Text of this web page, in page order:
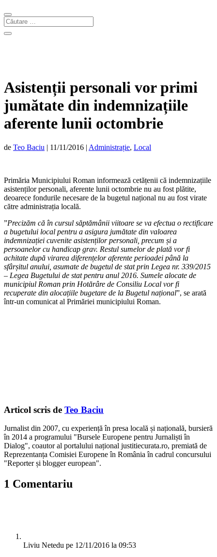
Asistenții personali vor primi
jumătate din indemnizațiile
aferente lunii octombrie
de Teo Baciu | 11/11/2016 | Administrație, Local
Primăria Municipiului Roman informează cetățenii că indemnizațiile
asistenților personali, aferente lunii octombrie nu au fost plătite,
deoarece fondurile necesare de la bugetul național nu au fost virate
către administrația locală.
”Precizăm că în cursul săptămânii viitoare se va efectua o rectificare
a bugetului local pentru a asigura jumătate din valoarea
indemnizației cuvenite asistenților personali, precum și a
persoanelor cu handicap grav. Restul sumelor de plată vor fi
achitate după virarea diferențelor aferente perioadei până la
sfârșitul anului, asumate de bugetul de stat prin Legea nr. 339/2015
– Legea Bugetului de stat pentru anul 2016. Sumele alocate de
municipiul Roman prin Hotărâre de Consiliu Local vor fi
recuperate din alocațiile bugetare de la Bugetul național”, se arată
într-un comunicat al Primăriei municipiului Roman.
Articol scris de Teo Baciu
Jurnalist din 2007, cu experiență în presa locală și națională, bursieră
în 2014 a programului "Bursele Europene pentru Jurnaliști în
Dialog", coautor al portalului național justitiecurata.ro, premiată de
Reprezentanța Comisiei Europene în România în cadrul concursului
"Reporter și blogger european".
1 Comentariu
Liviu Netedu pe 12/11/2016 la 09:53